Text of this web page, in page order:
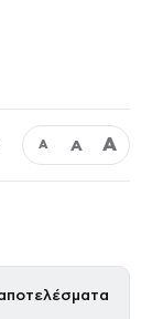
Α Α Α